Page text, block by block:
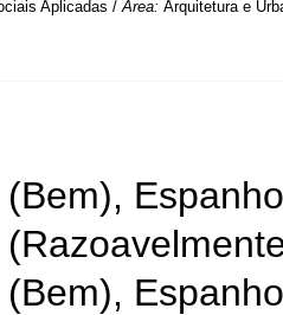
Aplicadas /Área: Arquitetura e
(Bem),
(Bem),